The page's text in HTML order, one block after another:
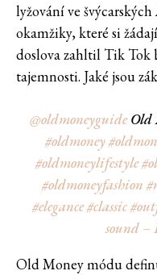
lyžování ve
okamžiky, které si
doslova zahltil Tik Tok
tajemnosti. Jaké jsou
@oldmoneyguideOld
#oldmoney
#oldmoneylifestyle
#oldmoneyfashion
#elegance#classic
sound –
Old Money módu